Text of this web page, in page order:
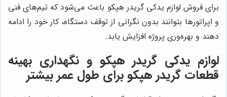
برای فروش لوازم يدكى گريدر هپكو باعث می‌شود که تیم‌های فنی
و اپراتورها بتوانند بدون نگرانی از توقف دستگاه، کار خود را ادامه
دهند و بهره‌وری پروژه افزایش یابد.
لوازم يدكى گريدر هپكو و نگهداری بهینه
قطعات گريدر هپكو برای طول عمر بیشتر